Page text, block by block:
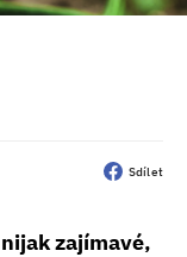
Sdílet
zajímavé,